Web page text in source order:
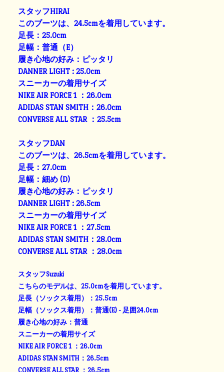
スタッフHIRAI
このブーツは、24.5cmを着用しています。
足長：25.0cm
足幅：普通（E）
履き心地の好み：ピッタリ
DANNER LIGHT : 25.0cm
スニーカーの着用サイズ
NIKE AIR FORCE 1 ：26.0cm
ADIDAS STAN SMITH：26.0cm
CONVERSE ALL STAR ：25.5cm
スタッフDAN
このブーツは、26.5cmを着用しています。
足長：27.0cm
足幅：細め (D)
履き心地の好み：ピッタリ
DANNER LIGHT : 26.5cm
スニーカーの着用サイズ
NIKE AIR FORCE 1 ：27.5cm
ADIDAS STAN SMITH：28.0cm
CONVERSE ALL STAR ：28.0cm
スタッフSuzuki
こちらのモデルは、25.0cmを着用しています。
足長（ソックス着用）：25.5cm
足幅（ソックス着用）：普通(E) - 足囲24.0cm
履き心地の好み：普通
スニーカーの着用サイズ
NIKE AIR FORCE 1 ：26.0cm
ADIDAS STAN SMITH：26.5cm
CONVERSE ALL STAR ：26.5cm